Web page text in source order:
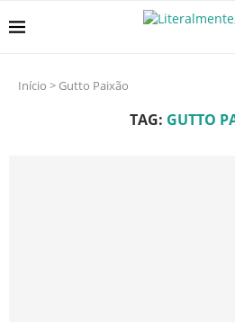
Início > Gutto Paixão
TAG: GUTTO